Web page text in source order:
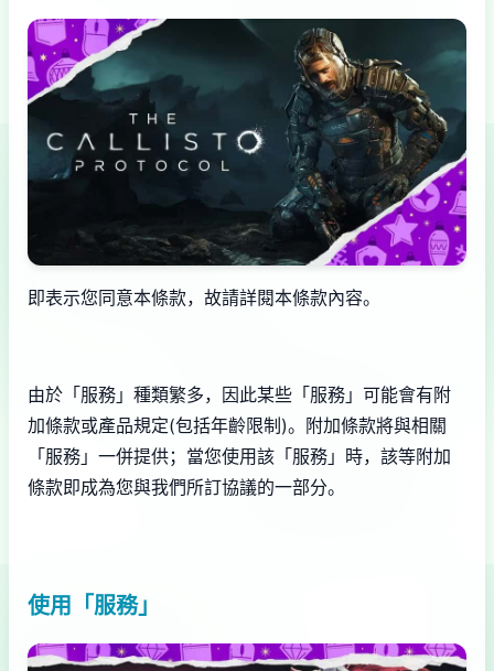
即表示您同意本條款，故請詳閱本條款內容。
由於「服務」種類繁多，因此某些「服務」可能會有附
加條款或產品規定(包括年齡限制)。附加條款將與相關
「服務」一併提供；當您使用該「服務」時，該等附加
條款即成為您與我們所訂協議的一部分。
使用「服務」